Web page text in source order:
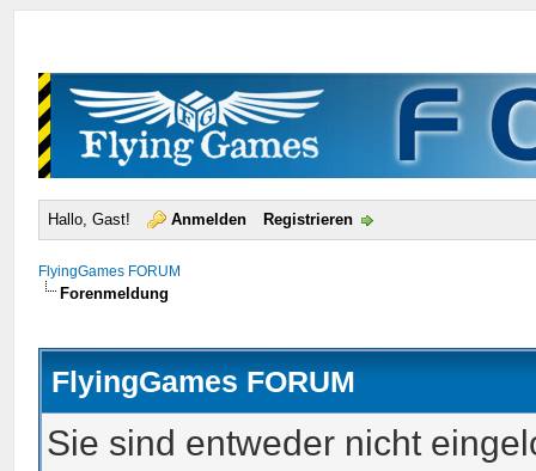
Hallo, Gast! Anmelden Registrieren
FlyingGames FORUM
Forenmeldung
FlyingGames FORUM
Sie sind entweder nicht